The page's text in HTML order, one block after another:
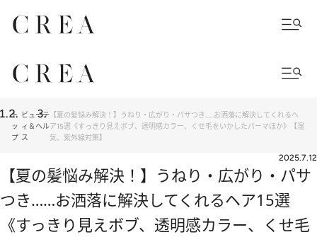
ト
ッ
プ
ビューテ
ィ＆ヘル
ス
【夏の髪悩み解決！】うねり・広がり・パサつき……お洒落に解決してくれるヘ
ア15選《すっきり見えボブ、透明感カラー、くせ毛をいかしたパーマほか》【湿
気、紫外線対策】
2025.7.12
【夏の髪悩み解決！】うねり・広がり・パサ
つき……お洒落に解決してくれるヘア15選
《すっきり見えボブ、透明感カラー、くせ毛